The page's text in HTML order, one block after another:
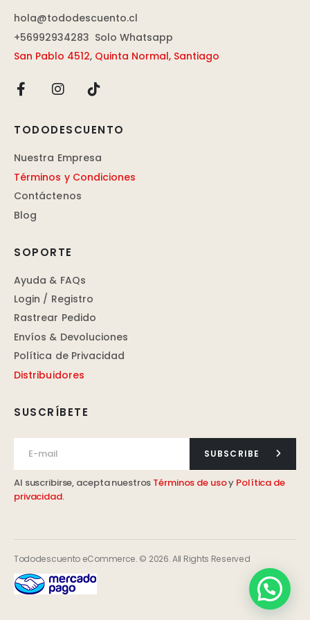
hola@tododescuento.cl
+56992934283 Solo Whatsapp
San Pablo 4512, Quinta Normal, Santiago
SUSCRÍBETE
SUBSCRIBE
Al suscribirse, acepta nuestros Términos de usoy Política de
privacidad.
TODODESCUENTO
Nuestra Empresa
Términos y Condiciones
Contáctenos
Blog
SOPORTE
Ayuda & FAQs
Login / Registro
Rastrear Pedido
Envíos & Devoluciones
Política de Privacidad
Distribuidores
Tododescuento eCommerce. © 2026. All Rights Reserved